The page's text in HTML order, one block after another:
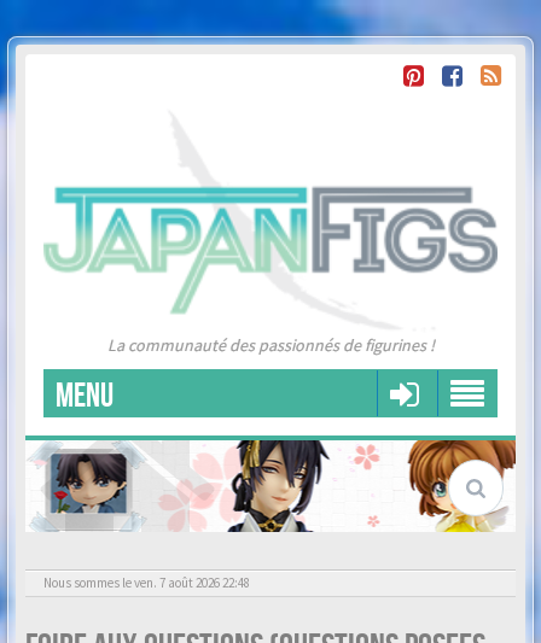
La communauté des passionnés de figurines !
MENU
Nous sommes le ven. 7 août 2026 22:48